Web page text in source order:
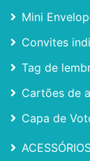
Mini
Convites
Tag de
Cartões de
Capa de